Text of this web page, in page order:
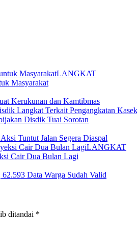
LANGKAT
Masyarakat
Kerukunan dan Kamtibmas
Disdik Tuai Sorotan
Tuntut Jalan Segera Diaspal
LANGKAT
Cair Dua Bulan Lagi
Data Warga Sudah Valid
ditandai *